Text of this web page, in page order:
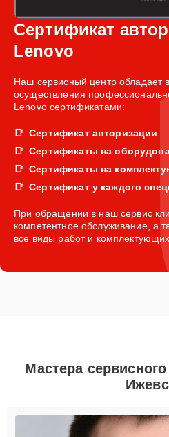
Сертификат
Lenovo
Наш сервисный центр
осуществления
Lenovo сертификатами:
Сертификат авторизации
Сертификаты на
Сертификаты на
Сертификат у каждого
При обращении в наш сервис
компетентное обслуживание, а
все виды работ и комплектующих.
Мастера